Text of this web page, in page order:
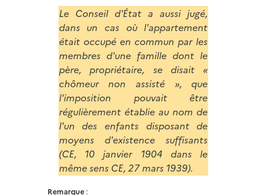
Le Conseil d'État a aussi jugé,
dans un cas où l'appartement
était occupé en commun par les
membres d'une famille dont le
père, propriétaire, se disait «
chômeur non assisté », que
l'imposition pouvait être
régulièrement établie au nom de
l'un des enfants disposant de
moyens d'existence suffisants
(CE, 10 janvier 1904 dans le
même sens CE, 27 mars 1939).
Remarque :